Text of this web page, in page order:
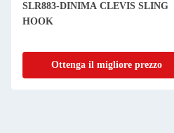
SLR883-DINIMA CLEVIS SLING
HOOK
Ottenga il migliore prezzo